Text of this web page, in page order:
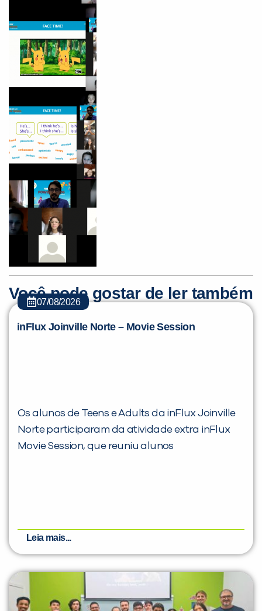
Você pode gostar de ler também
07/08/2026
inFlux Joinville Norte – Movie Session
Os alunos de Teens e Adults da inFlux Joinville
Norte participaram da atividade extra inFlux
Movie Session, que reuniu alunos
Leia mais...
VOLTAR